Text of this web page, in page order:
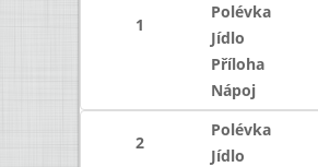
1
Polévka
Jídlo
Příloha
Nápoj
2
Polévka
Jídlo